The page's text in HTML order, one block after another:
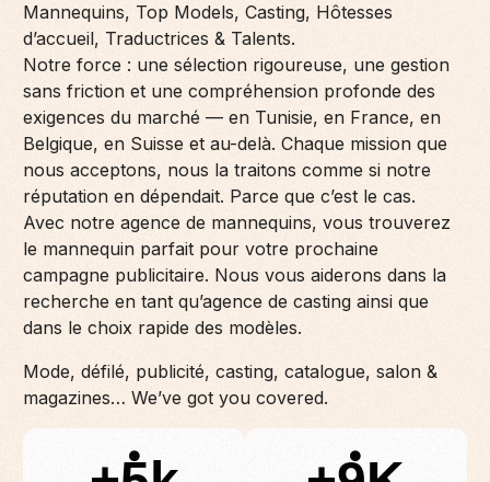
Mannequins, Top Models, Casting, Hôtesses
d’accueil, Traductrices & Talents.
Notre force : une sélection rigoureuse, une gestion
sans friction et une compréhension profonde des
exigences du marché — en Tunisie, en France, en
Belgique, en Suisse et au-delà. Chaque mission que
nous acceptons, nous la traitons comme si notre
réputation en dépendait. Parce que c’est le cas.
Avec notre agence de mannequins, vous trouverez
le mannequin parfait pour votre prochaine
campagne publicitaire. Nous vous aiderons dans la
recherche en tant qu’agence de casting ainsi que
dans le choix rapide des modèles.
Mode, défilé, publicité, casting, catalogue, salon &
magazines… We’ve got you covered.